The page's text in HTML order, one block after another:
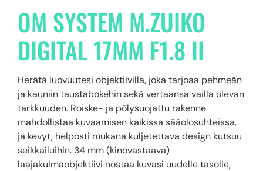
OM SYSTEM M.ZUIKO
DIGITAL 17MM F1.8 II
Herätä luovuutesi objektiivilla, joka tarjoaa pehmeän
ja kauniin taustabokehin sekä vertaansa vailla olevan
tarkkuuden. Roiske- ja pölysuojattu rakenne
mahdollistaa kuvaamisen kaikissa sääolosuhteissa,
ja kevyt, helposti mukana kuljetettava design kutsuu
seikkailuihin. 34 mm (kinovastaava)
laajakulmaobjektiivi nostaa kuvasi uudelle tasolle,